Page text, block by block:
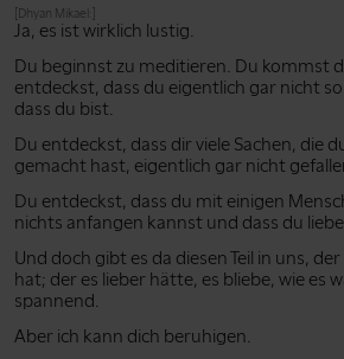
[Dhyan Mikael:]
Ja, es ist wirklich lustig.
Du beginnst zu meditieren. Du kommst
entdeckst, dass du eigentlich gar nicht
dass du bist.
Du entdeckst, dass dir viele Sachen, die
gemacht hast, eigentlich gar nicht
Du entdeckst, dass du mit einigen
nichts anfangen kannst und dass du
Und doch gibt es da diesen Teil in uns,
hat; der es lieber hätte, es bliebe, wie es
spannend.
Aber ich kann dich beruhigen.